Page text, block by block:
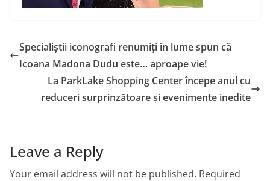
Specialiștii iconografi renumiți în lume spun că
Icoana Madona Dudu este… aproape vie!
La ParkLake Shopping Center începe anul cu
reduceri surprinzătoare și evenimente inedite
Leave a Reply
Your email address will not be published. Required